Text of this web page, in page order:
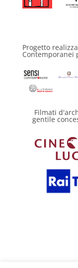
Progetto
Contemporanei
Filmati
gentile